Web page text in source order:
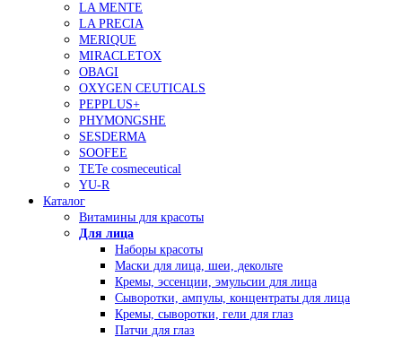
LA MENTE
LA PRECIA
MERIQUE
MIRACLETOX
OBAGI
OXYGEN CEUTICALS
PEPPLUS+
PHYMONGSHE
SESDERMA
SOOFEE
TETe cosmeceutical
YU-R
Каталог
Витамины для красоты
Для лица
Наборы красоты
Маски для лица, шеи, декольте
Кремы, эссенции, эмульсии для лица
Сыворотки, ампулы, концентраты для лица
Кремы, сыворотки, гели для глаз
Патчи для глаз